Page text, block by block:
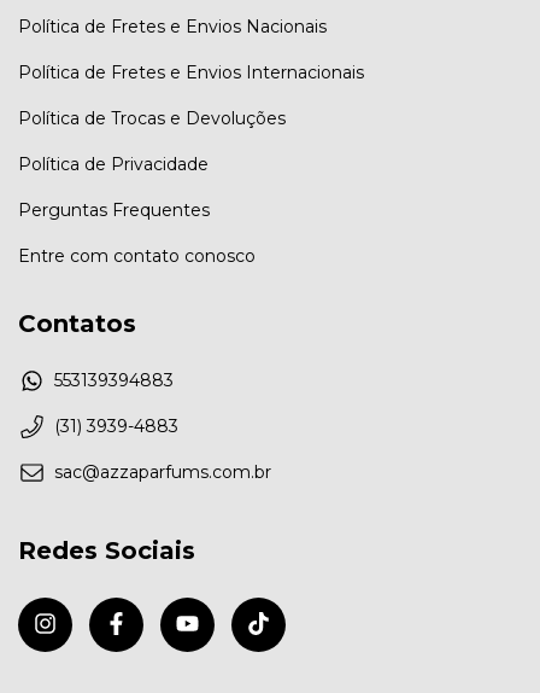
Política de Fretes e Envios Nacionais
Política de Fretes e Envios Internacionais
Política de Trocas e Devoluções
Política de Privacidade
Perguntas Frequentes
Entre com contato conosco
Contatos
553139394883
(31) 3939-4883
sac@azzaparfums.com.br
Redes Sociais